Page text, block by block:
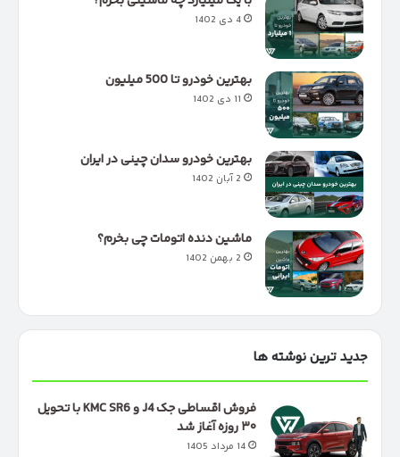
4 دی 1402
بهترین خودرو تا 500 میلیون
11 دی 1402
بهترین خودرو سدان چینی در ایران
2 آبان 1402
ماشین دنده اتومات چی بخرم؟
2 بهمن 1402
جدید ترین نوشته ها
فروش اقساطی جک J4 و KMC SR6 با تحویل
۳۰ روزه آغاز شد
14 مرداد 1405